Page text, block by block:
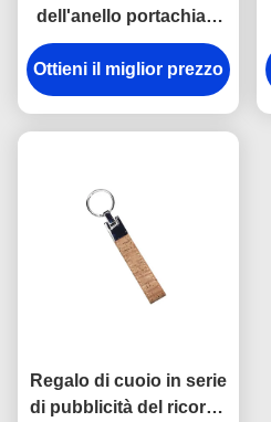
dell'anello portachiavi
9mm di Mini Key Holder
Souvenir Personalised
dell'incisione laser
Ottieni il miglior prezzo
Regalo di cuoio in serie
di pubblicità del ricordo